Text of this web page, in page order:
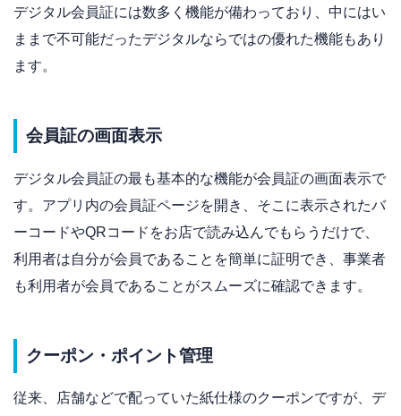
デジタル会員証には数多く機能が備わっており、中にはい
ままで不可能だったデジタルならではの優れた機能もあり
ます。
会員証の画面表示
デジタル会員証の最も基本的な機能が会員証の画面表示で
す。アプリ内の会員証ページを開き、そこに表示されたバ
ーコードやQRコードをお店で読み込んでもらうだけで、
利用者は自分が会員であることを簡単に証明でき、事業者
も利用者が会員であることがスムーズに確認できます。
クーポン・ポイント管理
従来、店舗などで配っていた紙仕様のクーポンですが、デ